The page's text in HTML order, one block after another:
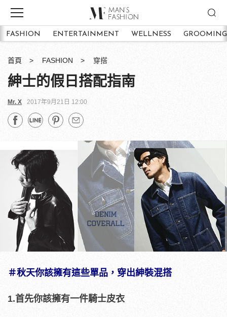
FASHION ENTERTAINMENT WELLNESS GROOMING
首頁 FASHION 穿搭
紳士的假日搭配指南
Mr. X 2017年9月21日 12:00
＃秋天你該擁有這些單品，穿出紳裝混搭
1.首先你該擁有一件騎士皮衣